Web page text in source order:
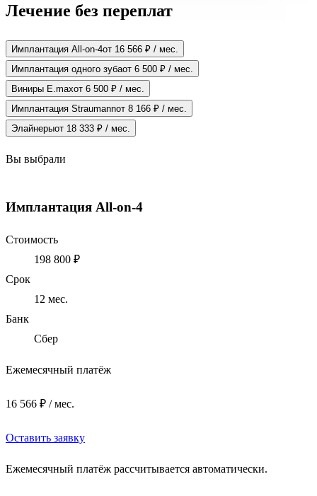
Лечение без переплат
Имплантация All-on-4от 16 566 ₽ / мес.
Имплантация одного зубаот 6 500 ₽ / мес.
Виниры E.maxот 6 500 ₽ / мес.
Имплантация Straumannот 8 166 ₽ / мес.
Элайнерыот 18 333 ₽ / мес.
Вы выбрали
Имплантация All-on-4
Стоимость
198 800 ₽
Срок
12 мес.
Банк
Сбер
Ежемесячный платёж
16 566 ₽ / мес.
Оставить заявку
Ежемесячный платёж рассчитывается автоматически.